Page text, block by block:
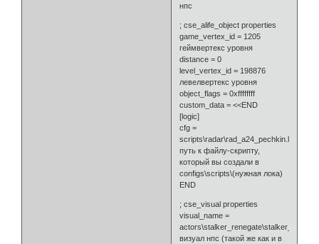
нпс
; cse_alife_object properties
game_vertex_id = 1205
геймвертекс уровня
distance = 0
level_vertex_id = 198876
левелвертекс уровня
object_flags = 0xffffffff
custom_data = <<END
[logic]
cfg =
scripts\radar\rad_a24_pechkin.ltx
путь к файлу-скрипту,
который вы создали в
configs\scripts\(нужная лока)
END
; cse_visual properties
visual_name =
визуал нпс (такой же как и в